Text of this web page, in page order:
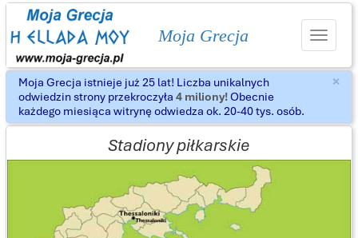
Moja Grecja
Toggle
×
Moja Grecja istnieje już 25 lat! Liczba unikalnych
odwiedzin strony przekroczyła 4 miliony!Obecnie
każdego miesiąca witrynę odwiedza ok. 20-40 tys. osób.
Stadiony piłkarskie